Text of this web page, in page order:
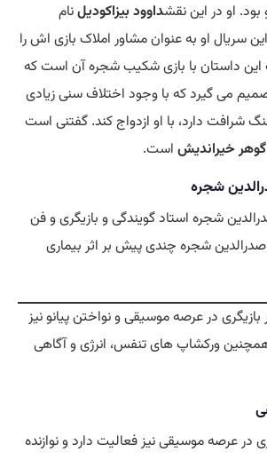
او در این نقشداوود بیزاکودیلنام
سریال او به عنوان مشاور املاک بازی اش را
داستان با بازی شکیب شجره آن است که
می گیرد که با وجود اختلاف سنی زیادی
شرافت دارد، با او ازدواج کند. گفتنی است
گوهر خیراندیش است.
شجره
شجره استاد گویندگی و بازیگری و فن
شجره چندی پیش بر اثر بیماری
در عرصه موسیقی و نواختن پیانو نیز
ورکشاپ های تنفس، انرژی و آگاهی
در عرصه موسیقی نیز فعالیت دارد و نوازنده